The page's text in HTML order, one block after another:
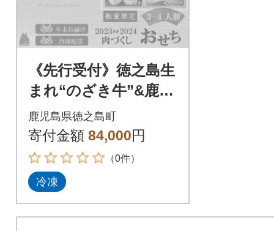
《先行受付》徳之島生
まれ“のざき牛”&鹿児
島黒毛和牛使用 お肉
好きの「肉づくしお
せち」
鹿児島県徳之島町
寄付金額 84,000円
（0件）
冷凍